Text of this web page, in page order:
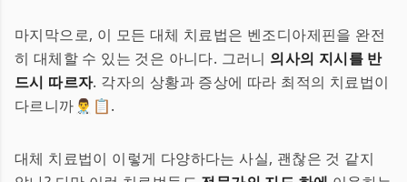
마지막으로, 이 모든 대체 치료법은 벤조디아제핀을 완전
히 대체할 수 있는 것은 아니다. 그러니 의사의 지시를 반
드시 따르자. 각자의 상황과 증상에 따라 최적의 치료법이
다르니까👨‍⚕️📋.
대체 치료법이 이렇게 다양하다는 사실, 괜찮은 것 같지